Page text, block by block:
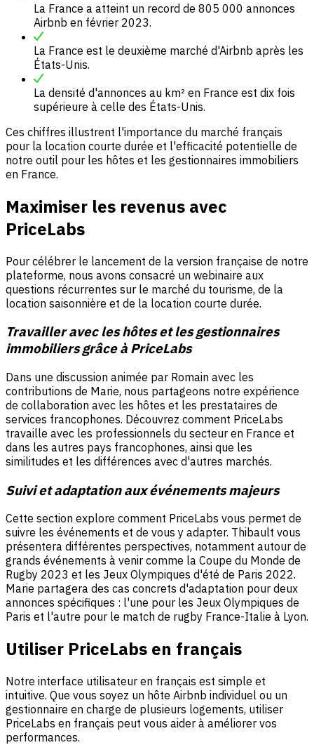
La France a atteint un record de 805 000 annonces
Airbnb en février 2023.
La France est le deuxième marché d'Airbnb après les
États-Unis.
La densité d'annonces au km² en France est dix fois
supérieure à celle des États-Unis.
Ces chiffres illustrent l'importance du marché français
pour la location courte durée et l'efficacité potentielle de
notre outil pour les hôtes et les gestionnaires immobiliers
en France.
Maximiser les revenus avec
PriceLabs
Pour célébrer le lancement de la version française de notre
plateforme, nous avons consacré un webinaire aux
questions récurrentes sur le marché du tourisme, de la
location saisonnière et de la location courte durée.
Travailler avec les hôtes et les gestionnaires
immobiliers grâce à PriceLabs
Dans une discussion animée par Romain avec les
contributions de Marie, nous partageons notre expérience
de collaboration avec les hôtes et les prestataires de
services francophones. Découvrez comment PriceLabs
travaille avec les professionnels du secteur en France et
dans les autres pays francophones, ainsi que les
similitudes et les différences avec d'autres marchés.
Suivi et adaptation aux événements majeurs
Cette section explore comment PriceLabs vous permet de
suivre les événements et de vous y adapter. Thibault vous
présentera différentes perspectives, notamment autour de
grands événements à venir comme la Coupe du Monde de
Rugby 2023 et les Jeux Olympiques d'été de Paris 2022.
Marie partagera des cas concrets d'adaptation pour deux
annonces spécifiques : l'une pour les Jeux Olympiques de
Paris et l'autre pour le match de rugby France-Italie à Lyon.
Utiliser PriceLabs en français
Notre interface utilisateur en français est simple et
intuitive. Que vous soyez un hôte Airbnb individuel ou un
gestionnaire en charge de plusieurs logements, utiliser
PriceLabs en français peut vous aider à améliorer vos
performances.